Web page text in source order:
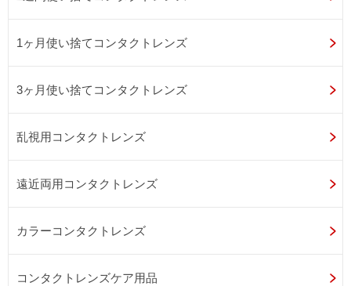
1ヶ月使い捨てコンタクトレンズ
3ヶ月使い捨てコンタクトレンズ
乱視用コンタクトレンズ
遠近両用コンタクトレンズ
カラーコンタクトレンズ
コンタクトレンズケア用品